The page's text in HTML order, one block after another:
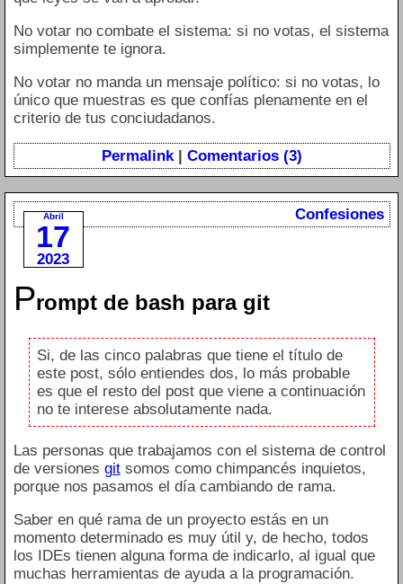
No votar no combate el sistema: si no votas, el sistema
simplemente te ignora.
No votar no manda un mensaje político: si no votas, lo
único que muestras es que confías plenamente en el
criterio de tus conciudadanos.
Permalink| Comentarios (3)
Abril
17
2023
Confesiones
Prompt de bash para git
Si, de las cinco palabras que tiene el título de
este post, sólo entiendes dos, lo más probable
es que el resto del post que viene a continuación
no te interese absolutamente nada.
Las personas que trabajamos con el sistema de control
de versiones gitsomos como chimpancés inquietos,
porque nos pasamos el día cambiando de rama.
Saber en qué rama de un proyecto estás en un
momento determinado es muy útil y, de hecho, todos
los IDEs tienen alguna forma de indicarlo, al igual que
muchas herramientas de ayuda a la programación.